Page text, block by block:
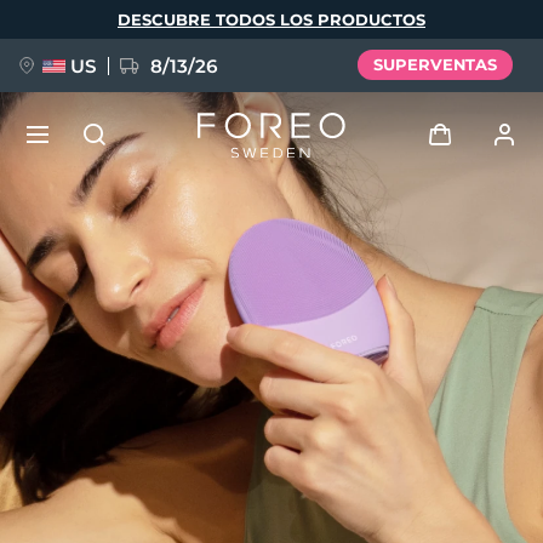
DESCUBRE TODOS LOS PRODUCTOS
US 8/13/26 SUPERVENTAS
Perfil de usuario
Mis dispositivos
Mis pedidos
Mis direcciones
Mis suscripciones
NUEVO
FAQ™ Pure Beauty-Tech Elixir
BREAKING NEWS
issa™ Teeth Whitening Set
Idioma
English Deutsch
Español
Français
Italiano
Português
Svenska
Русский
Türkçe
简体中文 繁體中文